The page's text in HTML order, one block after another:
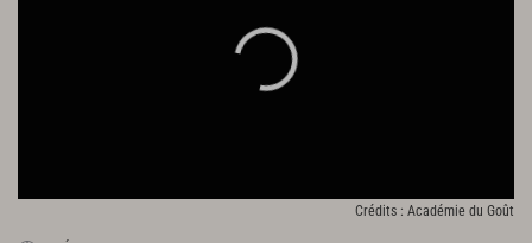
Crédits : Académie du Goût